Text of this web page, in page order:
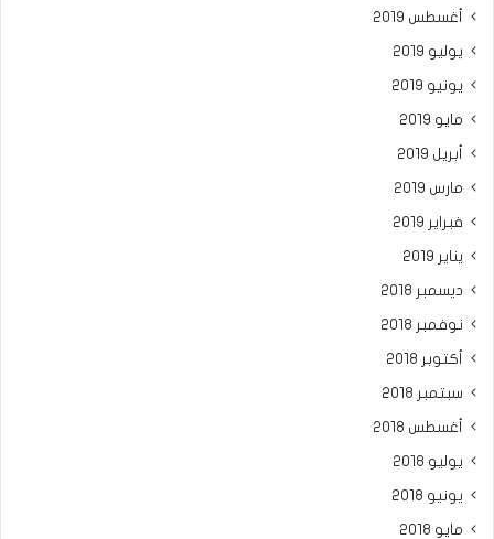
أغسطس 2019
يوليو 2019
يونيو 2019
مايو 2019
أبريل 2019
مارس 2019
فبراير 2019
يناير 2019
ديسمبر 2018
نوفمبر 2018
أكتوبر 2018
سبتمبر 2018
أغسطس 2018
يوليو 2018
يونيو 2018
مايو 2018